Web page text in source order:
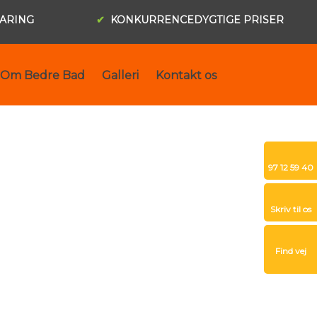
​97 12 59 40
Skriv til os​
Find vej​
✔ KONKURRENCEDYGTIGE PRISER
Om Bedre Bad Galleri Kontakt os